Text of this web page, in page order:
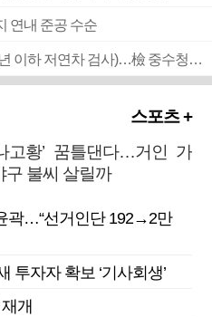
연내 준공 수순
■ 검사 신분 버리고 직급하향(10년 이하 저연차 검사)…檢 중수청행 기피
스포츠 +
고황’ 꿈틀댄다…거인 가
구 불씨 살릴까
곽…“선거인단 192→2만
자자 확보 ‘기사회생’
개